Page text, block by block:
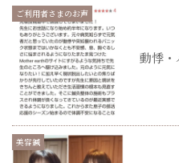
ご利用者さまのお声
動悸
美容鍼